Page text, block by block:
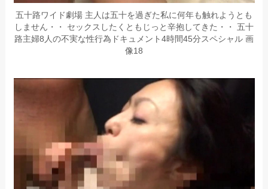
五十路ワイド劇場 主人は五十を過ぎた私に何年も触れようとも
しません・・ セックスしたくともじっと辛抱してきた・・ 五十
路主婦8人の不実な性行為ドキュメント4時間45分スペシャル 画
像18